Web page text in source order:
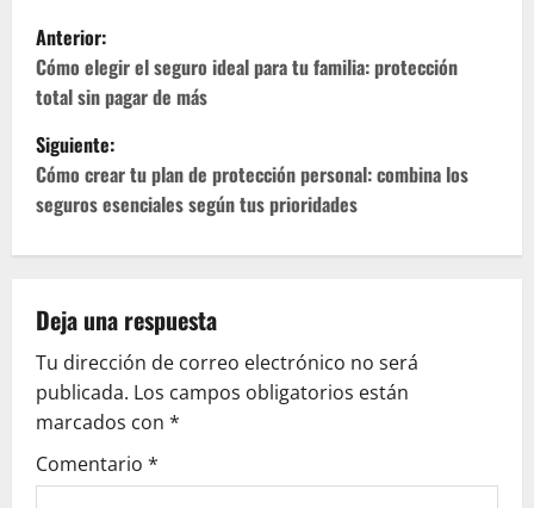
N
a
v
e
g
c
i
ó
n
Anterior:
Cómo elegir el seguro ideal para tu familia: protección
total sin pagar de más
Siguiente:
Cómo crear tu plan de protección personal: combina los
seguros esenciales según tus prioridades
Deja una respuesta
Tu dirección de correo electrónico no será
publicada. Los campos obligatorios están
marcados con *
Comentario *